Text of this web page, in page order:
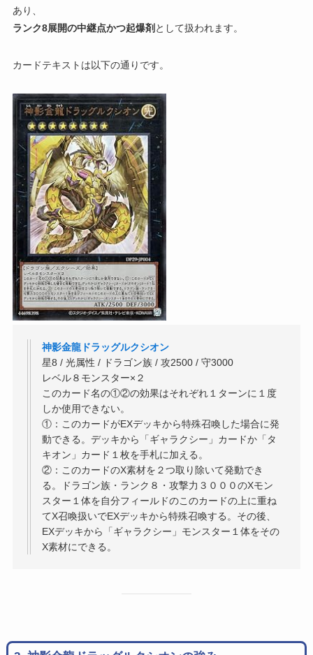
あり、
ランク8展開の中継点かつ起爆剤 として扱われます。
カードテキストは以下の通りです。
神影金龍ドラッグルクシオン
星8 / 光属性 / ドラゴン族 / 攻2500 / 守3000
レベル８モンスター×２
このカード名の①②の効果はそれぞれ１ターンに１度
しか使用できない。
①：このカードがEXデッキから特殊召喚した場合に発
動できる。デッキから「ギャラクシー」カードか「タ
キオン」カード１枚を手札に加える。
②：このカードのX素材を２つ取り除いて発動でき
る。ドラゴン族・ランク８・攻撃力３０００のXモン
スター１体を自分フィールドのこのカードの上に重ね
てX召喚扱いでEXデッキから特殊召喚する。その後、
EXデッキから「ギャラクシー」モンスター１体をその
X素材にできる。